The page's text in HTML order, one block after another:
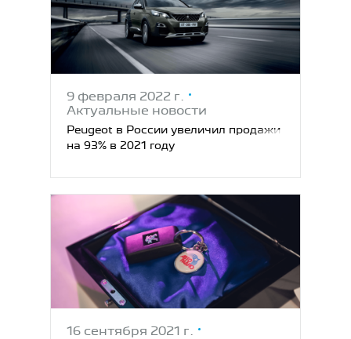
9 февраля 2022 г.
Актуальные новости
Peugeot в России увеличил продажи
на 93% в 2021 году
16 сентября 2021 г.